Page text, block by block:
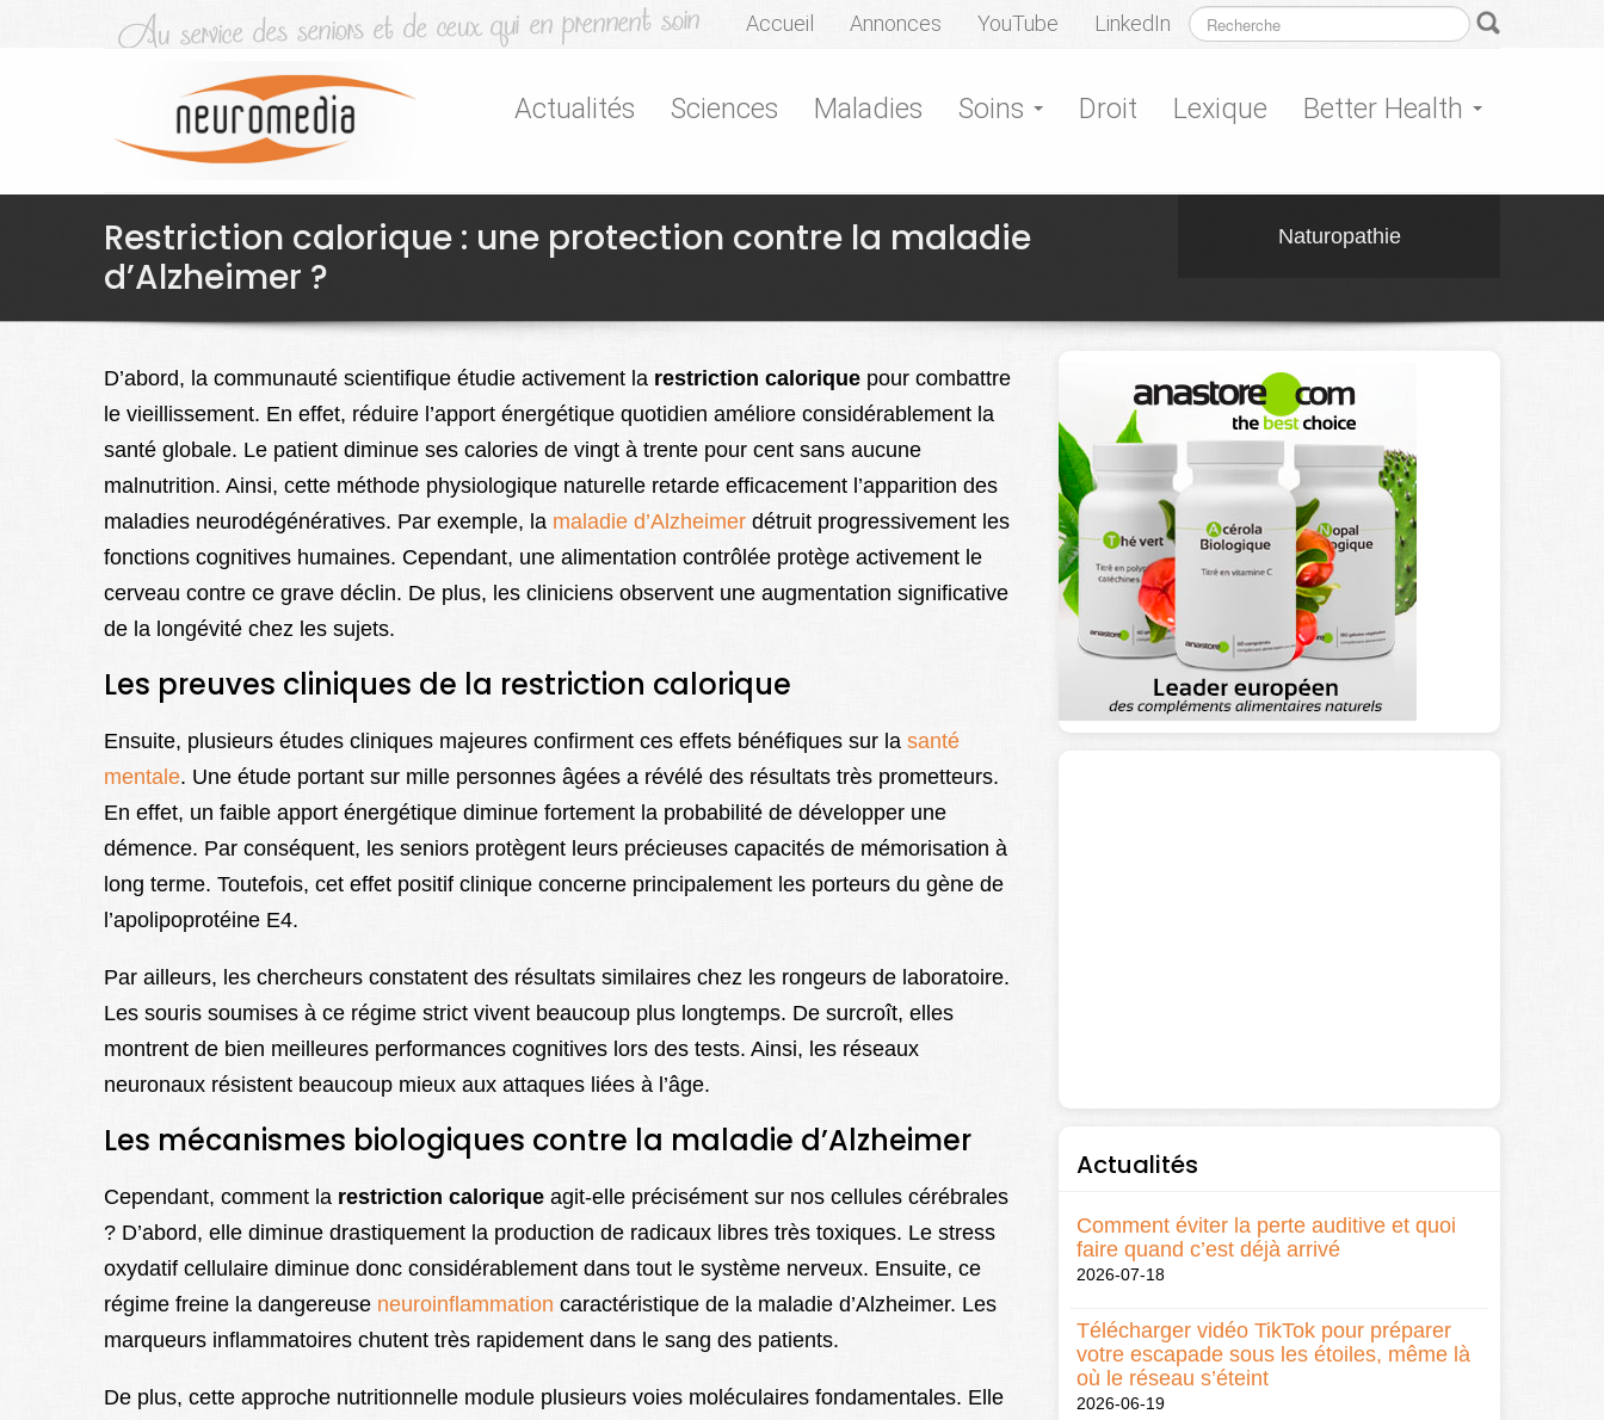
Accueil Annonces YouTube LinkedIn
Actualités Sciences Maladies Soins Droit Lexique Better Health
Restriction calorique : une protection contre la maladie
d’Alzheimer ?
Naturopathie
D’abord, la communauté scientifique étudie activement la restriction calorique pour combattre
le vieillissement. En effet, réduire l’apport énergétique quotidien améliore considérablement la
santé globale. Le patient diminue ses calories de vingt à trente pour cent sans aucune
malnutrition. Ainsi, cette méthode physiologique naturelle retarde efficacement l’apparition des
maladies neurodégénératives. Par exemple, la maladie d’Alzheimer détruit progressivement les
fonctions cognitives humaines. Cependant, une alimentation contrôlée protège activement le
cerveau contre ce grave déclin. De plus, les cliniciens observent une augmentation significative
de la longévité chez les sujets.
Les preuves cliniques de la restriction calorique
Ensuite, plusieurs études cliniques majeures confirment ces effets bénéfiques sur la santé
mentale. Une étude portant sur mille personnes âgées a révélé des résultats très prometteurs.
En effet, un faible apport énergétique diminue fortement la probabilité de développer une
démence. Par conséquent, les seniors protègent leurs précieuses capacités de mémorisation à
long terme. Toutefois, cet effet positif clinique concerne principalement les porteurs du gène de
l’apolipoprotéine E4.
Par ailleurs, les chercheurs constatent des résultats similaires chez les rongeurs de laboratoire.
Les souris soumises à ce régime strict vivent beaucoup plus longtemps. De surcroît, elles
montrent de bien meilleures performances cognitives lors des tests. Ainsi, les réseaux
neuronaux résistent beaucoup mieux aux attaques liées à l’âge.
Les mécanismes biologiques contre la maladie d’Alzheimer
Cependant, comment la restriction calorique agit-elle précisément sur nos cellules cérébrales
? D’abord, elle diminue drastiquement la production de radicaux libres très toxiques. Le stress
oxydatif cellulaire diminue donc considérablement dans tout le système nerveux. Ensuite, ce
régime freine la dangereuse neuroinflammation caractéristique de la maladie d’Alzheimer. Les
marqueurs inflammatoires chutent très rapidement dans le sang des patients.
De plus, cette approche nutritionnelle module plusieurs voies moléculaires fondamentales. Elle
Actualités
Comment éviter la perte auditive et quoi
faire quand c’est déjà arrivé
2026-07-18
Télécharger vidéo TikTok pour préparer
votre escapade sous les étoiles, même là
où le réseau s’éteint
2026-06-19